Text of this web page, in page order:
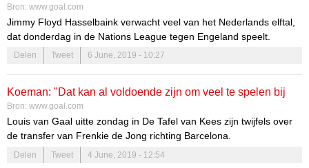
Bron: www.goal.com
Jimmy Floyd Hasselbaink verwacht veel van het Nederlands elftal,
dat donderdag in de Nations League tegen Engeland speelt.
Delen Tweet 6 June, 2019 - 10:27
Koeman: "Dat kan al voldoende zijn om veel te spelen bij
Barcelona"
Bron: www.goal.com
Louis van Gaal uitte zondag in De Tafel van Kees zijn twijfels over
de transfer van Frenkie de Jong richting Barcelona.
Delen Tweet 4 June, 2019 - 12:54